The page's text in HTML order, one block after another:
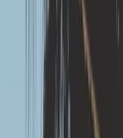
évacuées loin des
ou la réparation
de collecte des
déporté des
les